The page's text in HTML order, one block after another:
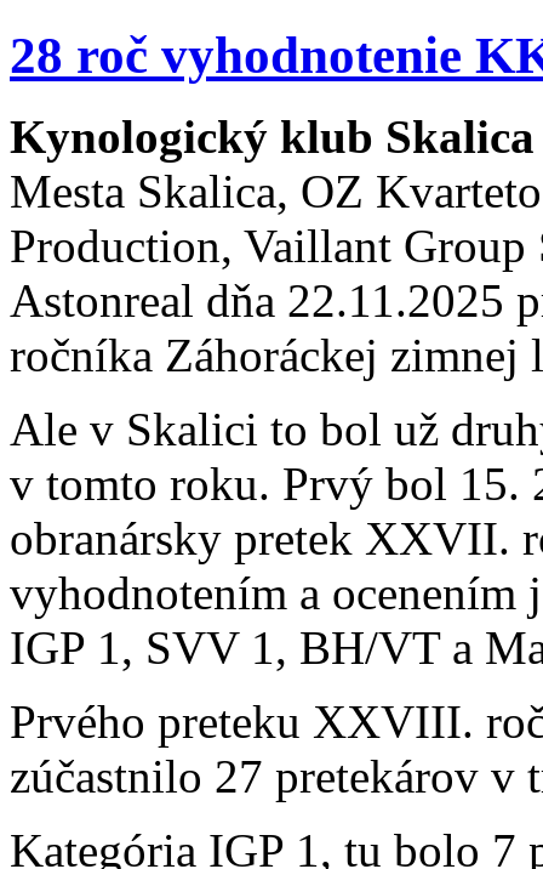
28 roč vyhodnotenie
Kynologický klub
Mesta Skalica, OZ
Production, Vaillant
Astonreal dňa 22.11.2025
ročníka Záhoráckej
Ale v Skalici to bol už
v tomto roku. Prvý bol 15.
obranársky pretek XXVII.
vyhodnotením a
IGP 1, SVV 1, BH/VT a
Prvého preteku XXVIII.
zúčastnilo 27 pretekárov v
Kategória IGP 1, tu bolo 7